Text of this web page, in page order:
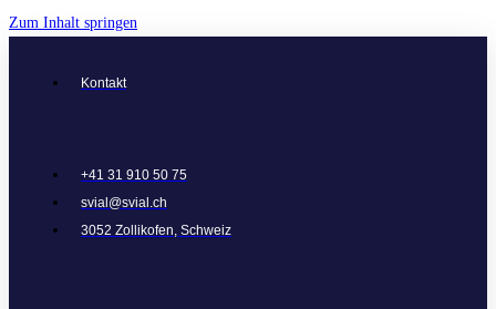
Zum Inhalt springen
Kontakt
+41 31 910 50 75
svial@svial.ch
3052 Zollikofen, Schweiz